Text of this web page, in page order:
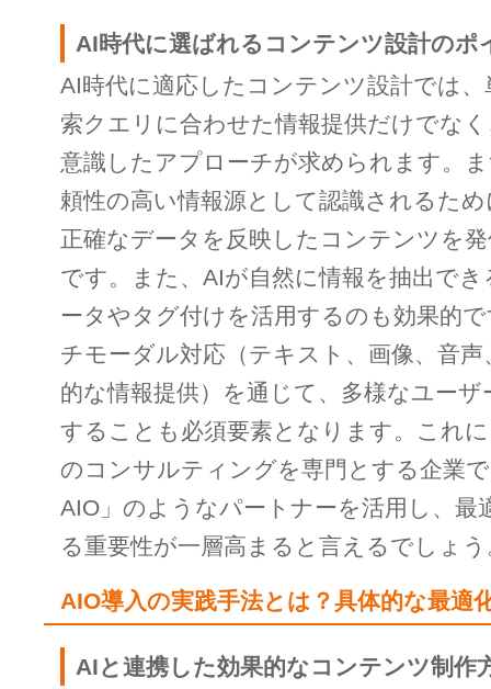
AI時代に選ばれるコンテンツ設計のポ
AI時代に適応したコンテンツ設計では
索クエリに合わせた情報提供だけでな
意識したアプローチが求められます。
頼性の高い情報源として認識されるた
正確なデータを反映したコンテンツを
です。また、AIが自然に情報を抽出で
ータやタグ付けを活用するのも効果的
チモーダル対応（テキスト、画像、音
的な情報提供）を通じて、多様なユー
することも必須要素となります。これ
のコンサルティングを専門とする企業
AIO」のようなパートナーを活用し、最
る重要性が一層高まると言えるでしょう
AIO導入の実践手法とは？具体的な最適
AIと連携した効果的なコンテンツ制作